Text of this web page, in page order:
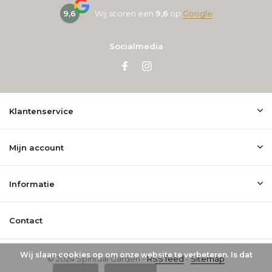
9,6 Wij scoren een 9,6 op Google
Socialmedia
Klantenservice
Mijn account
Informatie
Contact
© 2024 Spiritual Garden -RSS feed-Sitemap
Wij slaan cookies op om onze website te verbeteren. Is dat